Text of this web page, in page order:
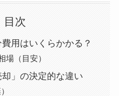
目次
用はいくらかかる？
場（目安）
」の決定的な違い